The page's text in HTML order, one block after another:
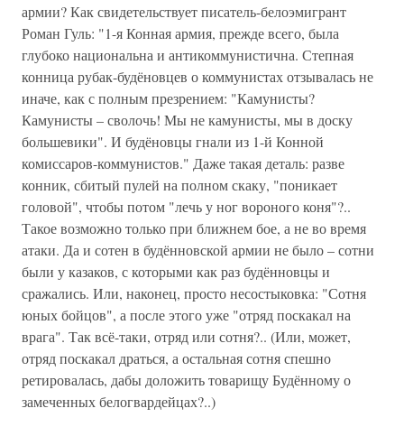
армии? Как свидетельствует писатель-белоэмигрант
Роман Гуль: "1-я Конная армия, прежде всего, была
глубоко национальна и антикоммунистична. Степная
конница рубак-будёновцев о коммунистах отзывалась не
иначе, как с полным презрением: "Камунисты?
Камунисты – сволочь! Мы не камунисты, мы в доску
большевики". И будёновцы гнали из 1-й Конной
комиссаров-коммунистов." Даже такая деталь: разве
конник, сбитый пулей на полном скаку, "поникает
головой", чтобы потом "лечь у ног вороного коня"?..
Такое возможно только при ближнем бое, а не во время
атаки. Да и сотен в будённовской армии не было – сотни
были у казаков, с которыми как раз будённовцы и
сражались. Или, наконец, просто несостыковка: "Сотня
юных бойцов", а после этого уже "отряд поскакал на
врага". Так всё-таки, отряд или сотня?.. (Или, может,
отряд поскакал драться, а остальная сотня спешно
ретировалась, дабы доложить товарищу Будённому о
замеченных белогвардейцах?..)